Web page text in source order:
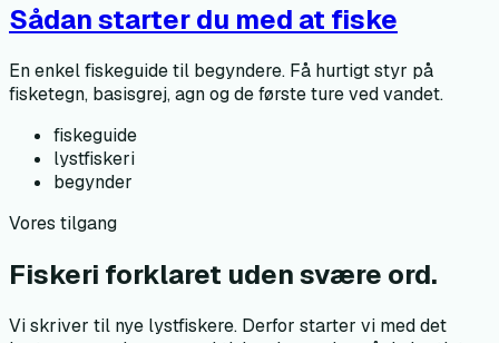
Sådan starter du med at fiske
En enkel fiskeguide til begyndere. Få hurtigt styr på
fisketegn, basisgrej, agn og de første ture ved vandet.
fiskeguide
lystfiskeri
begynder
Vores tilgang
Fiskeri forklaret uden svære ord.
Vi skriver til nye lystfiskere. Derfor starter vi med det